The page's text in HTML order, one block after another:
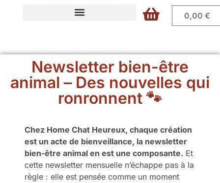
Accéder
panier
0,00€
Newsletter bien-être
animal – Des nouvelles qui
ronronnent 🐾
Chez Home Chat Heureux, chaque création
est un acte de bienveillance, la newsletter
bien-être animal en est une composante. Et
cette newsletter mensuelle n’échappe pas à la
règle : elle est pensée comme un moment